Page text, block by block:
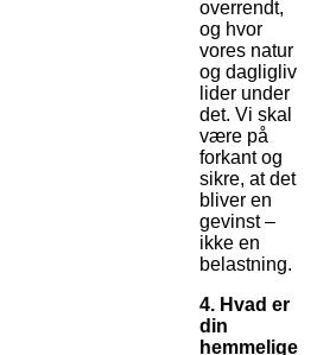
overrendt,
og hvor
vores natur
og dagligliv
lider under
det. Vi skal
være på
forkant og
sikre, at det
bliver en
gevinst –
ikke en
belastning.
4. Hvad er
din
hemmelige